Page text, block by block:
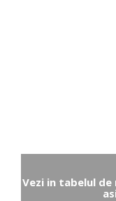
Vezi in tabelul